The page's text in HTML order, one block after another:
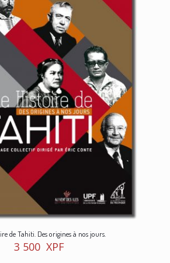
de Tahiti. Des origines à nos jours.
3 500 XPF